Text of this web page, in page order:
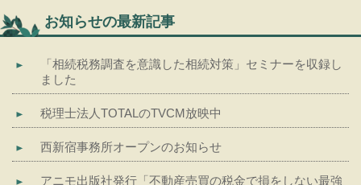
お知らせの最新記事
「相続税務調査を意識した相続対策」セミナーを収録し
ました
税理士法人TOTALのTVCM放映中
西新宿事務所オープンのお知らせ
アニモ出版社発行「不動産売買の税金で損をしない最強